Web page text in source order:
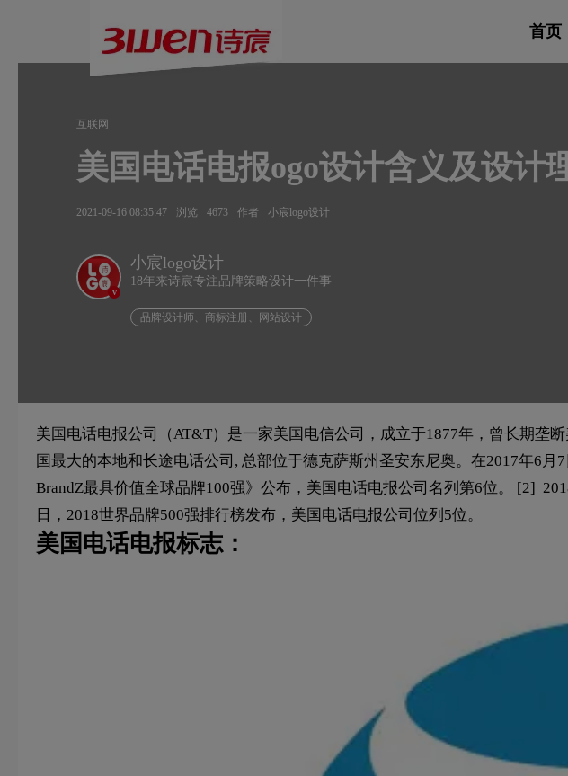
首页
互联网
美国电话电报ogo设计含义及设计
2021-09-16 08:35:47 浏览 4673 作者 小宸logo设计
v
小宸logo设计
18年来诗宸专注品牌策略设计一件事
品牌设计师、商标注册、网站设计
美国电话电报公司（AT&T）是一家美国电信公司，成立于1877年，曾长期垄
国最大的本地和长途电话公司, 总部位于德克萨斯州圣安东尼奥。在2017年6
BrandZ最具价值全球品牌100强》公布，美国电话电报公司名列第6位。 [2]
日，2018世界品牌500强排行榜发布，美国电话电报公司位列5位。
美国电话电报标志：